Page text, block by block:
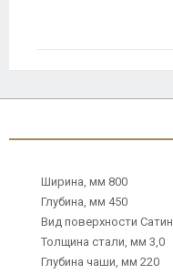
Ширина, мм 800
Глубина, мм 450
Вид поверхности Сатин
Толщина стали, мм 3,0
Глубина чаши, мм 220